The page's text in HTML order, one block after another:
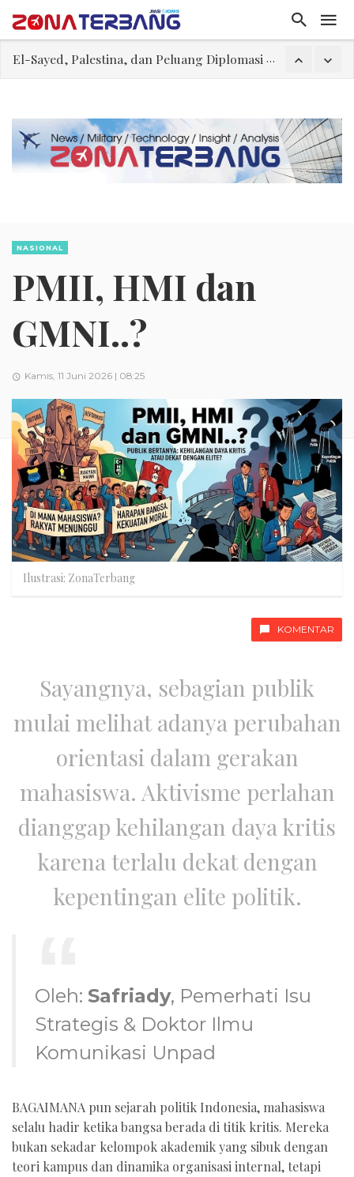
El-Sayed, Palestina, dan Peluang Diplomasi Prabowo
Trump Batasi Hak Kewarganegaraan Lewat Kelahiran dan Larang “Wisata Bersalin”
Sjafrie Sjamsoeddin: Jangan Sakiti Hati Rakyat
NASIONAL
PMII, HMI dan
GMNI..?
Kamis, 11 Juni 2026 | 08:25
Ilustrasi: ZonaTerbang
KOMENTAR
Sayangnya, sebagian publik
mulai melihat adanya perubahan
orientasi dalam gerakan
mahasiswa. Aktivisme perlahan
dianggap kehilangan daya kritis
karena terlalu dekat dengan
kepentingan elite politik.
Oleh: Safriady, Pemerhati Isu
Strategis & Doktor Ilmu
Komunikasi Unpad
BAGAIMANA pun sejarah politik Indonesia, mahasiswa
selalu hadir ketika bangsa berada di titik kritis. Mereka
bukan sekadar kelompok akademik yang sibuk dengan
teori kampus dan dinamika organisasi internal, tetapi